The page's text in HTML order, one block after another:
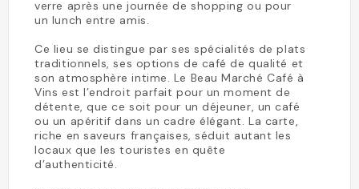
verre après une journée de shopping ou pour
un lunch entre amis.
Ce lieu se distingue par ses spécialités de plats
traditionnels, ses options de café de qualité et
son atmosphère intime. Le Beau Marché Café à
Vins est l’endroit parfait pour un moment de
détente, que ce soit pour un déjeuner, un café
ou un apéritif dans un cadre élégant. La carte,
riche en saveurs françaises, séduit autant les
locaux que les touristes en quête
d’authenticité.